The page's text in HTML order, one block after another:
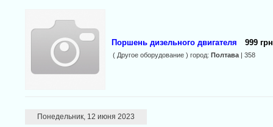
Поршень дизельного двигателя 999
( Другое оборудование ) город: Полтава| 358
Понедельник, 12 июня 2023